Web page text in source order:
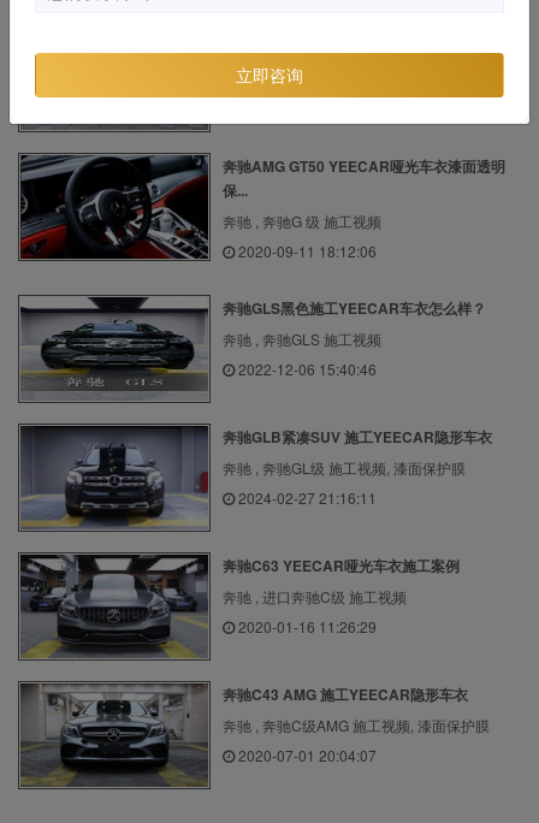
奔驰 , 奔驰G级AMG 施工视频
2020-01-14 14:54:29
奔驰AMG GT50 YEECAR哑光车衣漆面透明
保...
奔驰 , 奔驰G 级 施工视频
2020-09-11 18:12:06
奔驰GLS黑色施工YEECAR车衣怎么样？
奔驰 , 奔驰GLS 施工视频
2022-12-06 15:40:46
奔驰GLB紧凑SUV 施工YEECAR隐形车衣
奔驰 , 奔驰GL级 施工视频, 漆面保护膜
2024-02-27 21:16:11
奔驰C63 YEECAR哑光车衣施工案例
奔驰 , 进口奔驰C级 施工视频
2020-01-16 11:26:29
奔驰C43 AMG 施工YEECAR隐形车衣
奔驰 , 奔驰C级AMG 施工视频, 漆面保护膜
2020-07-01 20:04:07
立即咨询